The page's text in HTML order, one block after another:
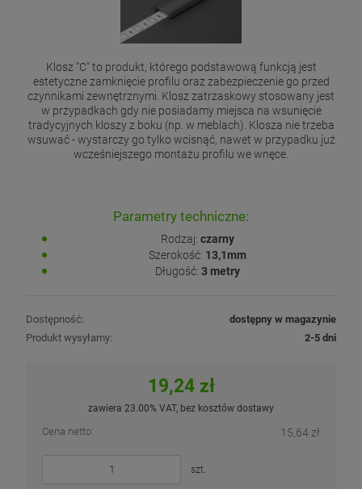
Klosz "C" to produkt, którego podstawową funkcją jest
estetyczne zamknięcie profilu oraz zabezpieczenie go przed
czynnikami zewnętrznymi. Klosz zatrzaskowy stosowany jest
w przypadkach gdy nie posiadamy miejsca na wsunięcie
tradycyjnych kloszy z boku (np. w meblach). Klosza nie trzeba
wsuwać - wystarczy go tylko wcisnąć, nawet w przypadku już
wcześniejszego montażu profilu we wnęce.
Parametry techniczne:
Rodzaj: czarny
Szerokość: 13,1mm
Długość: 3 metry
Dostępność:
dostępny w magazynie
Produkt wysyłamy:
2-5 dni
19,24 zł
zawiera 23.00% VAT, bez kosztów dostawy
Cena netto: 15,64 zł
szt.